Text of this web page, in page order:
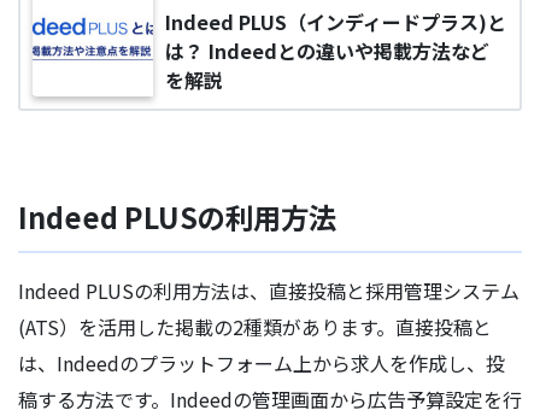
Indeed PLUS（インディードプラス)と
は？ Indeedとの違いや掲載方法など
を解説
Indeed PLUSの利用方法
Indeed PLUSの利用方法は、直接投稿と採用管理システム
(ATS）を活用した掲載の2種類があります。直接投稿と
は、Indeedのプラットフォーム上から求人を作成し、投
稿する方法です。Indeedの管理画面から広告予算設定を行